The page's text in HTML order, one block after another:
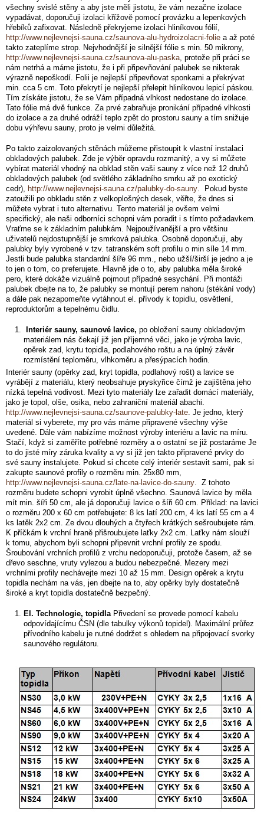
všechny svislé stěny a aby jste měli jistotu, že vám nezačne izolace
vypadávat, doporučuji izolaci křížově pomocí provázku a lepenkových
hřebíků zafixovat. Následně překryjeme izolaci hliníkovou fólií,
http://www.nejlevnejsi-sauna.cz/saunova-alu-hydroizolacni-folie a až poté
takto zateplíme strop. Nejvhodnější je silnější fólie s min. 50 mikrony,
http://www.nejlevnejsi-sauna.cz/saunova-alu-paska, protože při práci se
nám netrhá a máme jistotu, že i při připevňování palubek se nikterak
výrazně nepoškodí. Folii je nejlepší připevňovat sponkami a překrývat
min. cca 5 cm. Toto překrytí je nejlepší přelepit hliníkovou lepicí páskou.
Tím získáte jistotu, že se Vám případná vlhkost nedostane do izolace.
Tato fólie má dvě funkce. Za prvé zabraňuje pronikání případné vlhkosti
do izolace a za druhé odráží teplo zpět do prostoru sauny a tím snižuje
dobu výhřevu sauny, proto je velmi důležitá.
Po takto zaizolovaných stěnách můžeme přistoupit k vlastní instalaci
obkladových palubek. Zde je výběr opravdu rozmanitý, a vy si můžete
vybírat materiál vhodný na obklad stěn vaši sauny z více než 12 druhů
obkladových palubek (od světlého základního smrku až po exotický
cedr), http://www.nejlevnejsi-sauna.cz/palubky-do-sauny. Pokud byste
zatoužili po obkladu stěn z velkoplošných desek, věřte, že dnes si
můžete vybrat i tuto alternativu. Tento materiál je ovšem velmi
specifický, ale naši odborníci schopni vám poradit i s tímto požadavkem.
Vraťme se k základním palubkám. Nejpoužívanější a pro většinu
uživatelů nejdostupnější je smrková palubka. Osobně doporučuji, aby
palubky byly vyrobené v tzv. tatranském soft profilu o min síle 14 mm.
Jestli bude palubka standardní šíře 96 mm., nebo užší/širší je jedno a je
to jen o tom, co preferujete. Hlavně jde o to, aby palubka měla široké
pero, které dokáže vizuálně pojmout případné sesychání. Při montáži
palubek dbejte na to, že palubky se montují perem nahoru (stékání vody)
a dále pak nezapomeňte vytáhnout el. přívody k topidlu, osvětlení,
reproduktorům a tepelnému čidlu.
Interiér sauny, saunové lavice, po obložení sauny obkladovým
materiálem nás čekají již jen příjemné věci, jako je výroba lavic,
opěrek zad, krytu topidla, podlahového roštu a na úplný závěr
rozmístění teploměru, vlhkoměru a přesýpacích hodin.
Interiér sauny (opěrky zad, kryt topidla, podlahový rošt) a lavice se
vyrábějí z materiálu, který neobsahuje pryskyřice čímž je zajištěna jeho
nízká tepelná vodivost. Mezi tyto materiály lze zařadit domácí materiály,
jako je topol, olše, osika, nebo zahraniční materiál abachi.
http://www.nejlevnejsi-sauna.cz/saunove-palubky-late. Je jedno, který
materiál si vyberete, my pro vás máme připravené všechny výše
uvedené. Dále vám nabízíme možnost výroby interiéru a lavic na míru.
Stačí, když si zaměříte potřebné rozměry a o ostatní se již postaráme Je
to do jisté míry záruka kvality a vy si již jen takto připravené prvky do
své sauny instalujete. Pokud si chcete celý interiér sestavit sami, pak si
zakupte saunové profily o rozměru min. 25x80 mm,
http://www.nejlevnejsi-sauna.cz/late-na-lavice-do-sauny. Z tohoto
rozměru budete schopni vyrobit úplně všechno. Saunová lavice by měla
mít min. šíři 50 cm, ale já doporučuji lavice o šíři 60 cm. Příklad: na lavici
o rozměru 200 x 60 cm potřebujete: 8 ks latí 200 cm, 4 ks latí 55 cm a 4
ks latěk 2x2 cm. Ze dvou dlouhých a čtyřech krátkých sešroubujete rám.
K příčkám k vrchní hraně přišroubujete laťky 2x2 cm. Laťky nám slouží
k tomu, abychom byli schopni připevnit vrchní profily ze spodu.
Šroubování vrchních profilů z vrchu nedoporučuji, protože časem, až se
dřevo seschne, vruty vylezou a budou nebezpečné. Mezery mezi
vrchními profily nechávejte mezi 10 až 15 mm. Design opěrek a krytu
topidla nechám na vás, jen dbejte na to, aby opěrky byly dostatečně
široké a kryt topidla dostatečně bezpečný.
El. Technologie, topidla Přivedení se provede pomocí kabelu
odpovídajícímu ČSN (dle tabulky výkonů topidel). Maximální průřez
přívodního kabelu je nutné dodržet s ohledem na připojovací svorky
saunového regulátoru.